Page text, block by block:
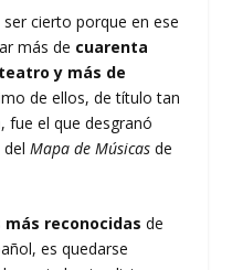
cierto porque en ese
más de cuarenta
y más de
de ellos, de título tan
fue el que desgranó
delMapa de Músicas de
más reconocidas de
es quedarse